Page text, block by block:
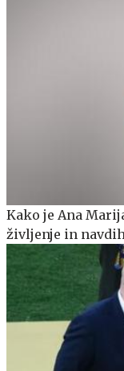
Kako je Ana
življenje in